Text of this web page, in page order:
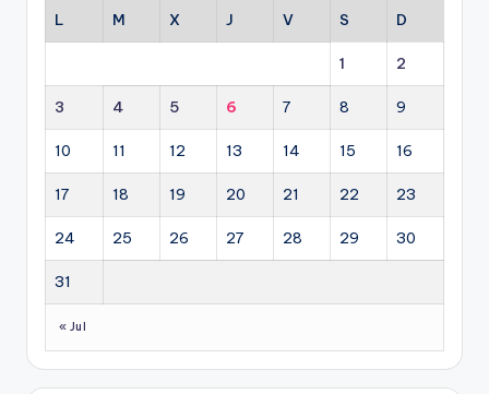
L M X J V S D
1 2
3 4 5 6 7 8 9
10 11 12 13 14 15 16
17 18 19 20 21 22 23
24 25 26 27 28 29 30
31
« Jul